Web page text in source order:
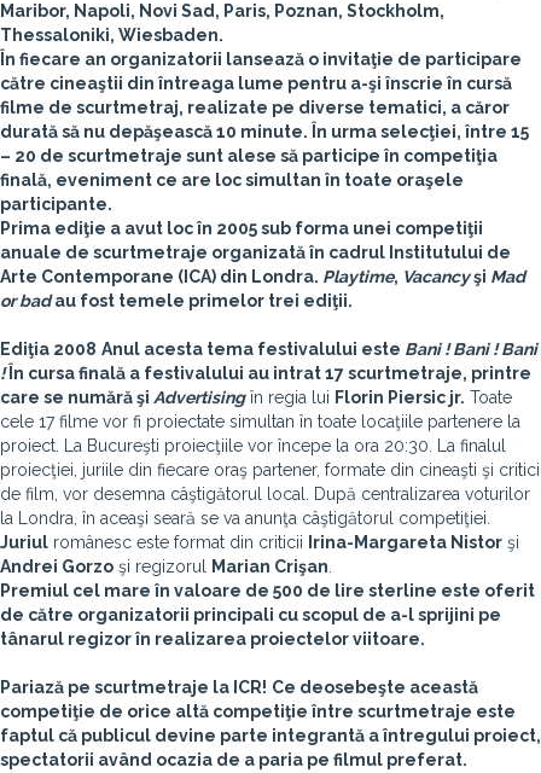
Maribor, Napoli, Novi Sad, Paris, Poznan, Stockholm,
Thessaloniki, Wiesbaden.
În fiecare an organizatorii lansează o invitaţie de participare
către cineaştii din întreaga lume pentru a-şi înscrie în cursă
filme de scurtmetraj, realizate pe diverse tematici, a căror
durată să nu depăşească 10 minute. În urma selecţiei, între 15
– 20 de scurtmetraje sunt alese să participe în competiţia
finală, eveniment ce are loc simultan în toate oraşele
participante.
Prima ediţie a avut loc în 2005 sub forma unei competiţii
anuale de scurtmetraje organizată în cadrul Institutului de
Arte Contemporane (ICA) din Londra. Playtime, Vacancyşi Mad
or badau fost temele primelor trei ediţii.
Ediţia 2008 Anul acesta tema festivalului este Bani ! Bani ! Bani
! În cursa finală a festivalului au intrat 17 scurtmetraje, printre
care se numără şi Advertisingîn regia lui Florin Piersic jr. Toate
cele 17 filme vor fi proiectate simultan în toate locaţiile partenere la
proiect. La Bucureşti proiecţiile vor începe la ora 20:30. La finalul
proiecţiei, juriile din fiecare oraş partener, formate din cineaşti şi critici
de film, vor desemna câştigătorul local. După centralizarea voturilor
la Londra, în aceaşi seară se va anunţa câştigătorul competiţiei.
Juriul românesc este format din criticii Irina-Margareta Nistor şi
Andrei Gorzo şi regizorul Marian Crişan
Premiul cel mare în valoare de 500 de lire sterline este oferit
de către organizatorii principali cu scopul de a-l sprijini pe
tânarul regizor în realizarea proiectelor viitoare.
Pariază pe scurtmetraje la ICR! Ce deosebeşte această
competiţie de orice altă competiţie între scurtmetraje este
faptul că publicul devine parte integrantă a întregului proiect,
spectatorii având ocazia de a paria pe filmul preferat.